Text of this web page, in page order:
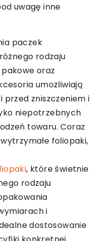
uwagę inne
paczek
rodzaju
oraz
umożliwiają
przed zniszczeniem i
niepotrzebnych
towaru. Coraz
foliopaki,
, które świetnie
rodzaju
i
dostosowanie